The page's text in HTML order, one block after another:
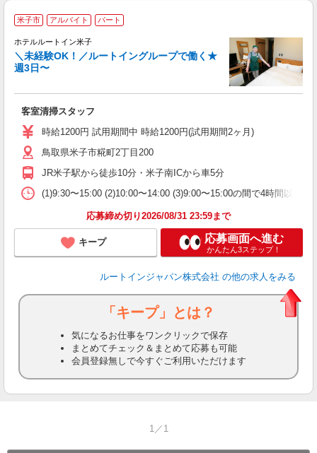
米子市 アルバイト パート
ホテルルートイン米子
＼未経験OK！／ルートイングループで働く★
週3日〜
客室清掃スタッフ
時給1200円 試用期間中 時給1200円(試用期間2ヶ月)
鳥取県米子市糀町2丁目200
JR米子駅から徒歩10分・米子南ICから車5分
(1)9:30〜15:00 (2)10:00〜14:00 (3)9:00〜15:00の間で4時間以上
応募締め切り2026/08/31 23:59まで
キープ 応募画面へ進む
かんたん3ステップ！
ルートインジャパン株式会社 の他の求人をみる
「キープ」とは？
気になるお仕事をワンクリックで保存
まとめてチェック＆まとめて応募も可能
会員登録無しで今すぐご利用いただけます
1／1